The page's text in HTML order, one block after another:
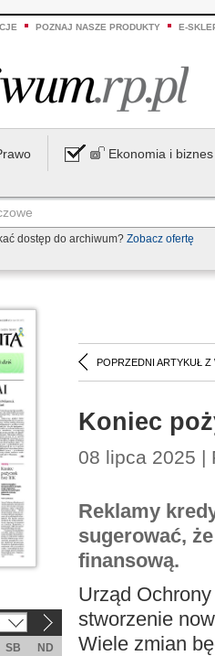
POZNAJ NASZE PRODUKTY E-
Ekonomia i biznes
dostęp do archiwum? Zobacz ofertę
POPRZEDNI ARTYKUŁ Z
Koniec
08 lipca 2025 |
Reklamy
sugerować,
finansową.
Urząd
stworzenie
Wiele zmian
SB
ND